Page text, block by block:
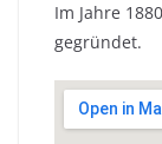
Im Jahre
gegründet.